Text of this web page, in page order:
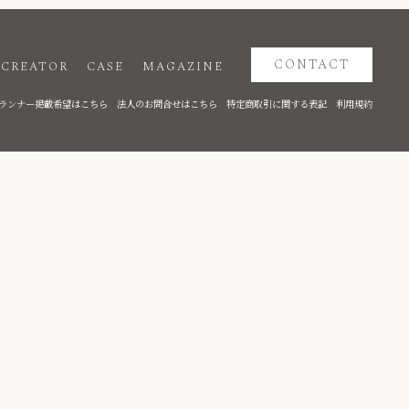
CREATOR CASE MAGAZINE CONTACT
ンナー掲載希望はこちら 法人のお問合せはこちら 特定商取引に関する表記 利用規約